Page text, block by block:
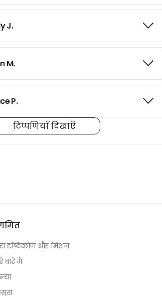
J.
M.
P.
J.
T.
टिप्पणियाँ दिखाएँ
दृष्टिकोण और मिशन
बारे में